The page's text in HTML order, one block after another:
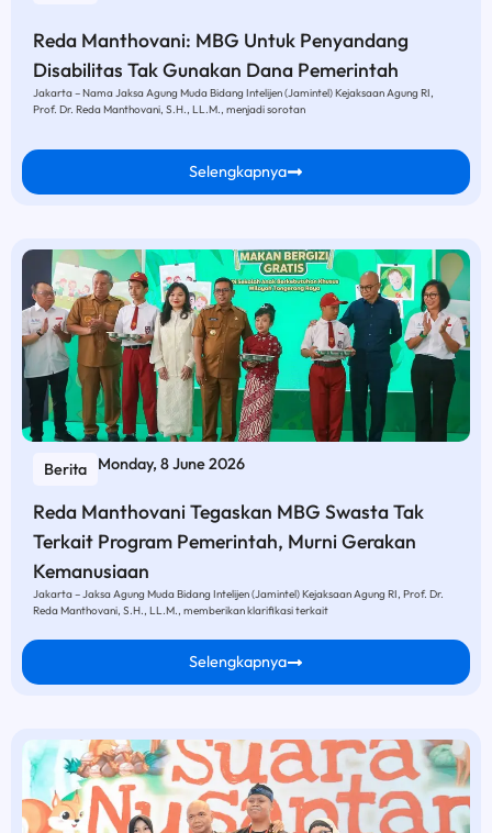
Reda Manthovani: MBG Untuk Penyandang
Disabilitas Tak Gunakan Dana Pemerintah
Jakarta – Nama Jaksa Agung Muda Bidang Intelijen (Jamintel) Kejaksaan Agung RI,
Prof. Dr. Reda Manthovani, S.H., LL.M., menjadi sorotan
Selengkapnya
Berita Monday, 8 June 2026
Reda Manthovani Tegaskan MBG Swasta Tak
Terkait Program Pemerintah, Murni Gerakan
Kemanusiaan
Jakarta – Jaksa Agung Muda Bidang Intelijen (Jamintel) Kejaksaan Agung RI, Prof. Dr.
Reda Manthovani, S.H., LL.M., memberikan klarifikasi terkait
Selengkapnya